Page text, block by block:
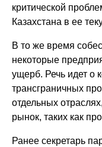
критической
Казахстана в ее
В то же время
некоторые
ущерб. Речь идет о
трансграничных
отдельных
рынок, таких как
Ранее секретарь